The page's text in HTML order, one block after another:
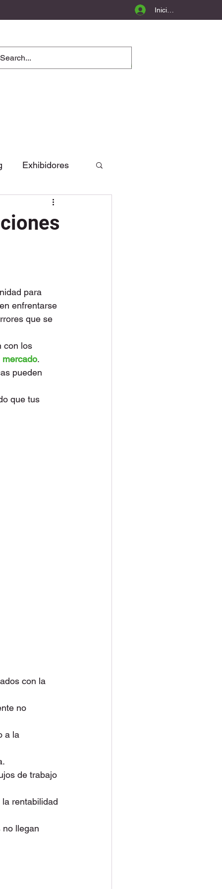
Iniciar sesión
Exhibidores
para
enfrentarse
que se
con los
mercado.
pueden
que tus
con la
no
a la
de trabajo
rentabilidad
no llegan